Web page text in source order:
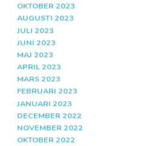
OKTOBER 2023
AUGUSTI 2023
JULI 2023
JUNI 2023
MAJ 2023
APRIL 2023
MARS 2023
FEBRUARI 2023
JANUARI 2023
DECEMBER 2022
NOVEMBER 2022
OKTOBER 2022